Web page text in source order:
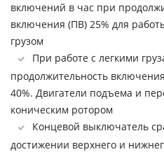
включений в час при
включения (ПВ) 25% для
грузом
При работе с легкими
продолжительность
40%. Двигатели подъема и
коническим ротором
Концевой выключатель
достижении верхнего и